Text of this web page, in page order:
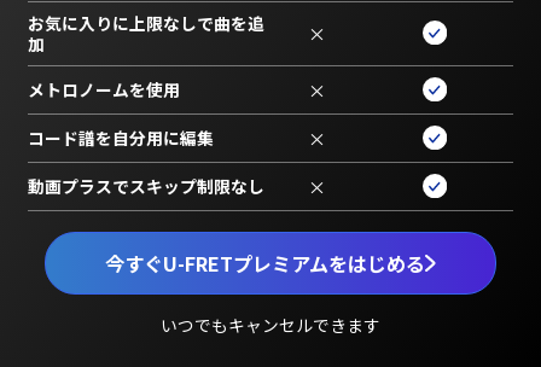
今すぐU-FRETプレミアムをはじめる
いつでもキャンセルできます
お気に入りに上限なしで曲を追
加
×
メトロノームを使用 ×
コード譜を自分用に編集 ×
動画プラスでスキップ制限なし ×